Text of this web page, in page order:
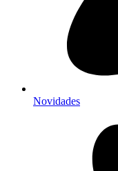
Novidades